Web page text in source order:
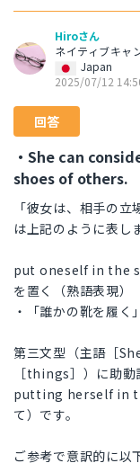
Hiroさん
ネイティブキャ
Japan
2025/07/12
回答
・She can
shoes of others.
「彼女は、相手の
は上記のように表し
put oneself in the
を置く（熟語表現）
・「誰かの靴を履く
第三文型（主語［
［things］）に助
putting herself in
て）です。
ご参考で意訳的に以